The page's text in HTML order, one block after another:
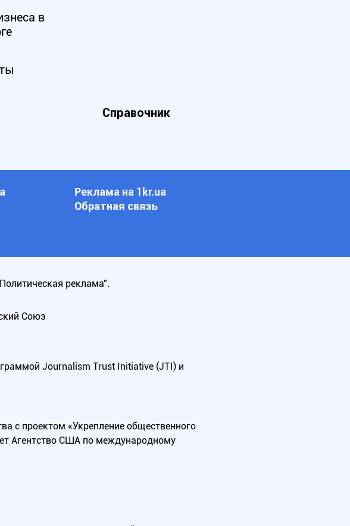
в
Справочник
Реклама на 1kr.ua
Обратная связь
реклама".
Союз
Journalism Trust Initiative (JTI) и
с проектом «Укрепление общественного
Агентство США по международному